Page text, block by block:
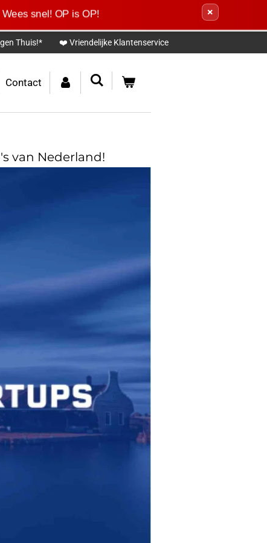
snel! OP is OP! ×
Thuis!* ❤️ Vriendelijke Klantenservice
Contact
van Nederland!